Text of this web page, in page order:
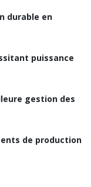
durable en
puissance
gestion des
de production